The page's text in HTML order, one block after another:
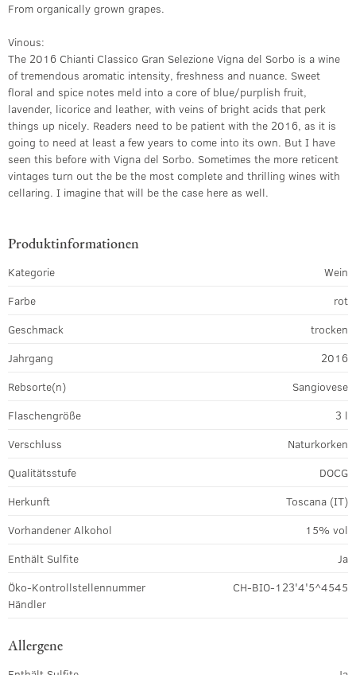
From organically grown grapes.
Vinous:
The 2016 Chianti Classico Gran Selezione Vigna del Sorbo is a wine
of tremendous aromatic intensity, freshness and nuance. Sweet
floral and spice notes meld into a core of blue/purplish fruit,
lavender, licorice and leather, with veins of bright acids that perk
things up nicely. Readers need to be patient with the 2016, as it is
going to need at least a few years to come into its own. But I have
seen this before with Vigna del Sorbo. Sometimes the more reticent
vintages turn out the be the most complete and thrilling wines with
cellaring. I imagine that will be the case here as well.
Produktinformationen
Kategorie
Wein
Farbe
rot
Geschmack
trocken
Jahrgang
2016
Rebsorte(n)
Sangiovese
Flaschengröße
3 l
Verschluss
Naturkorken
Qualitätsstufe
DOCG
Herkunft
Toscana (IT)
Vorhandener Alkohol
15% vol
Enthält Sulfite
Ja
Öko-Kontrollstellennummer
Händler
CH-BIO-123'4'5^4545
Allergene